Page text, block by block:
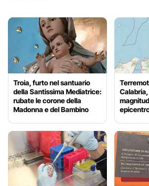
Troia, furto nel santuario
della Santissima Mediatrice:
rubate le corone della
Madonna e del Bambino